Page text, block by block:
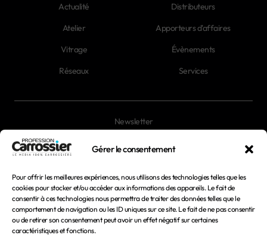
Gérer le consentement
Pour offrir les meilleures expériences, nous utilisons des technologies telles que les
cookies pour stocker et/ou accéder aux informations des appareils. Le fait de
consentir à ces technologies nous permettra de traiter des données telles que le
comportement de navigation ou les ID uniques sur ce site. Le fait de ne pas consentir
ou de retirer son consentement peut avoir un effet négatif sur certaines
caractéristiques et fonctions.
Actualité
Atelier
Vitrage
Réseaux
Distributeurs
Apporteurs d'affaires
Évènements
Services
Newsletter
Mentions légales
Conditions générales d'utilisation
Conditions générales de vente